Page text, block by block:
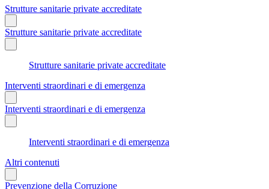
Strutture sanitarie private accreditate
Strutture sanitarie private accreditate
Strutture sanitarie private accreditate
Interventi straordinari e di emergenza
Interventi straordinari e di emergenza
Interventi straordinari e di emergenza
Altri contenuti
Prevenzione della Corruzione